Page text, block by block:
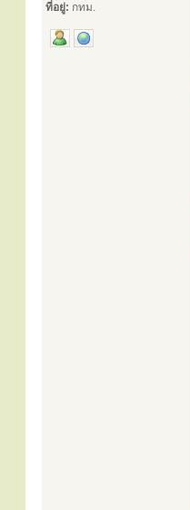
ที่อยู่: กทม.